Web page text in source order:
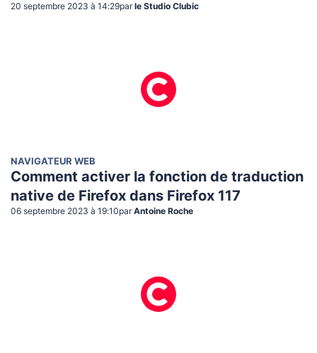
20 septembre 2023 à 14:29par le Studio Clubic
NAVIGATEUR WEB
Comment activer la fonction de traduction
native de Firefox dans Firefox 117
06 septembre 2023 à 19:10par Antoine Roche